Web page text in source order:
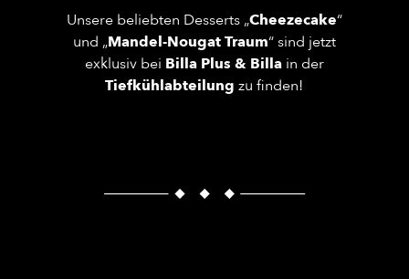
Unsere beliebten Desserts „Cheezecake“
und „Mandel-Nougat Traum“ sind jetzt
exklusiv bei Billa Plus & Billain der
Tiefkühlabteilung zu finden!